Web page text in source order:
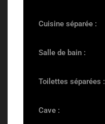
Cuisine séparée :
Salle de bain :
Toilettes séparées :
Cave :